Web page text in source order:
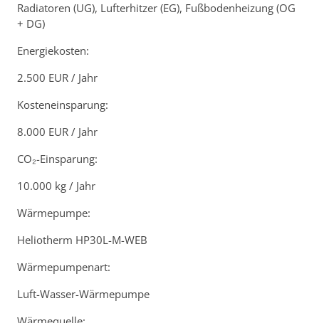
Radiatoren (UG), Lufterhitzer (EG), Fußbodenheizung (OG
+ DG)
Energiekosten:
2.500 EUR / Jahr
Kosteneinsparung:
8.000 EUR / Jahr
CO₂-Einsparung:
10.000 kg / Jahr
Wärmepumpe:
Heliotherm HP30L-M-WEB
Wärmepumpenart:
Luft-Wasser-Wärmepumpe